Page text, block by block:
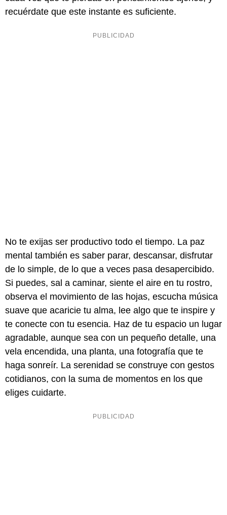
recuérdate que este instante es suficiente.
No te exijas ser productivo todo el tiempo. La paz
mental también es saber parar, descansar, disfrutar
de lo simple, de lo que a veces pasa desapercibido.
Si puedes, sal a caminar, siente el aire en tu rostro,
observa el movimiento de las hojas, escucha música
suave que acaricie tu alma, lee algo que te inspire y
te conecte con tu esencia. Haz de tu espacio un lugar
agradable, aunque sea con un pequeño detalle, una
vela encendida, una planta, una fotografía que te
haga sonreír. La serenidad se construye con gestos
cotidianos, con la suma de momentos en los que
eliges cuidarte.